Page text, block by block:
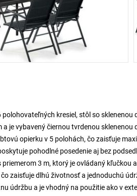
kresiel, stôl so
a je vybavený čiernou tvrdenou
opierku v 5 polohách, čo zaisťuje
pohodlné posedenie aj bez
priemerom 3 m, ktorý je ovládaný
zaisťuje dlhú životnosť a jednoduchú
údržbu a je vhodný na použitie ako v